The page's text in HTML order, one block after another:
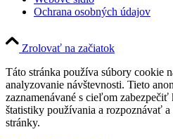
Ochrana osobných údajov
Zrolovať na začiatok
Táto stránka používa súbory cookie
analyzovanie návštevnosti. Tieto
zaznamenávané s cieľom
štatistiky používania a rozpoznávať
stránky.